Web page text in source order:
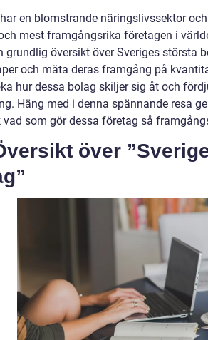
en blomstrande näringslivssektor
mest framgångsrika företagen i
grundlig översikt över Sveriges största
och mäta deras framgång på
hur dessa bolag skiljer sig åt och
Häng med i denna spännande resa
vad som gör dessa företag så
över